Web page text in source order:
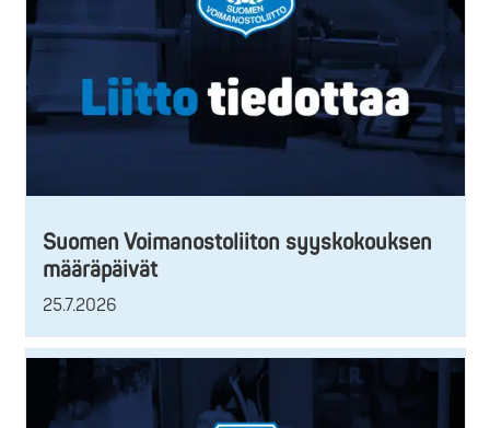
Suomen Voimanostoliiton syyskokouksen
määräpäivät
25.7.2026